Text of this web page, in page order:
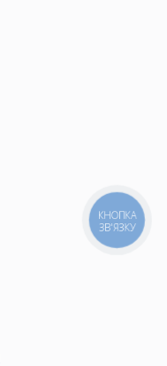
КНОПКА
ЗВ'ЯЗКУ